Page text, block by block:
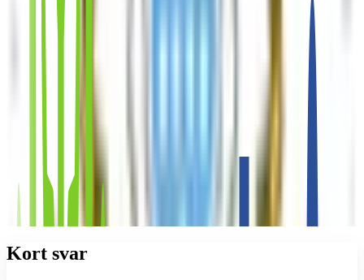
Kort svar